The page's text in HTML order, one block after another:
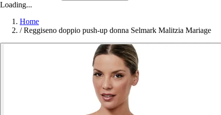
Loading...
Home
/ Reggiseno doppio push-up donna Selmark Malitzia Mariage